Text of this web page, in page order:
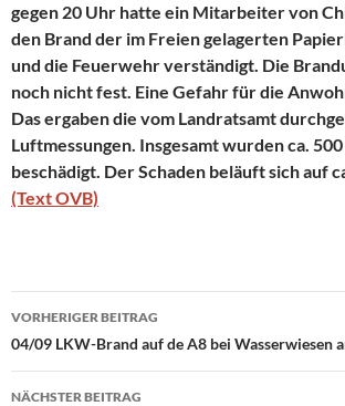
gegen 20 Uhr hatte ein Mitarbeiter von
den Brand der im Freien gelagerten
und die Feuerwehr verständigt. Die
noch nicht fest. Eine Gefahr für die
Das ergaben die vom Landratsamt
Luftmessungen. Insgesamt wurden ca.
beschädigt. Der Schaden beläuft sich auf
(Text OVB)
Beitragsnavigation
VORHERIGER BEITRAG
04/09 LKW-Brand auf de A8 bei Wasserwiesen
NÄCHSTER BEITRAG